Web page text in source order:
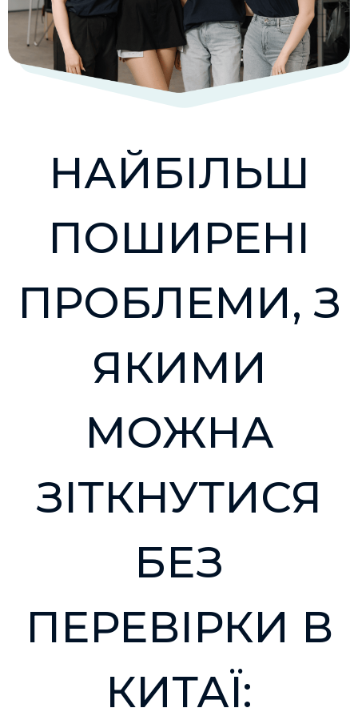
НАЙБІЛЬШ
ПОШИРЕНІ
ПРОБЛЕМИ, З
ЯКИМИ
МОЖНА
ЗІТКНУТИСЯ
БЕЗ
ПЕРЕВІРКИ В
КИТАЇ: